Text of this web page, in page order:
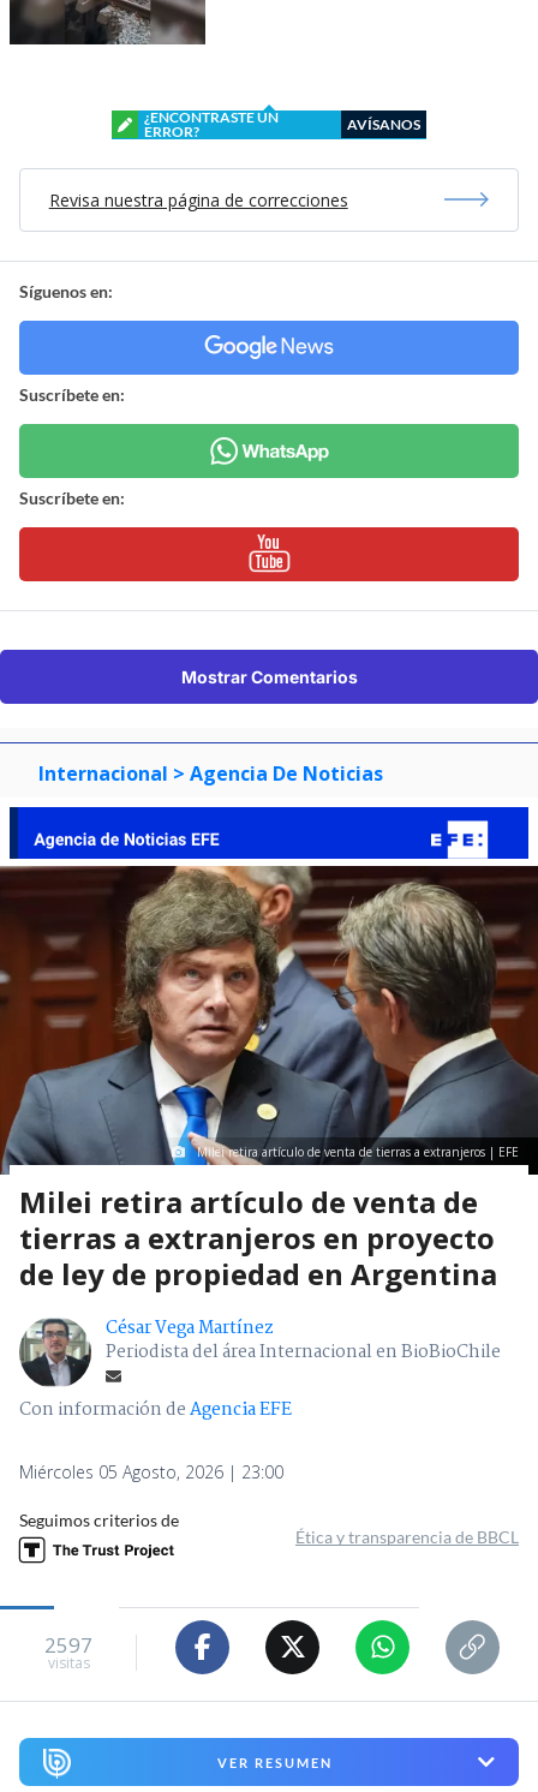
¿ENCONTRASTE UN
ERROR?
AVÍSANOS
Revisa nuestra página de correcciones
Síguenos en:
Suscríbete en:
Suscríbete en:
Mostrar Comentarios
Internacional > Agencia De Noticias
Milei retira artículo de venta de tierras a extranjeros | EFE
Milei retira artículo de venta de
tierras a extranjeros en proyecto
de ley de propiedad en Argentina
César Vega Martínez
Periodista del área Internacional en BioBioChile
Con información deAgencia EFE
Miércoles 05 Agosto, 2026 | 23:00
Seguimos criterios de
Ética y transparencia de BBCL
2597
visitas
VER RESUMEN